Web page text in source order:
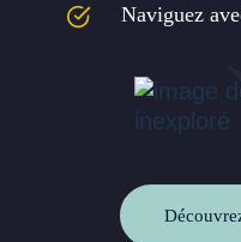
Naviguez